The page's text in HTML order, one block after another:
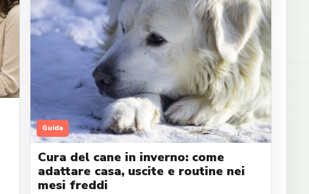
Guida
Cura del cane in inverno: come
adattare casa, uscite e routine nei
mesi freddi